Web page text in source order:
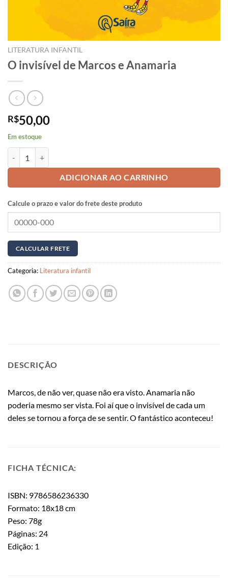
LITERATURA INFANTIL
O invisível de Marcos e Anamaria
R$50,00
Em estoque
ADICIONAR AO CARRINHO
Calcule o prazo e valor do frete deste produto
Categoria: Literatura infantil
DESCRIÇÃO
Marcos, de não ver, quase não era visto. Anamaria não
poderia mesmo ser vista. Foi aí que o invisível de cada um
deles se tornou a força de se sentir. O fantástico aconteceu!
FICHA TÉCNICA:
ISBN: 9786586236330
Formato: 18x18 cm
Peso: 78g
Páginas: 24
Edição: 1